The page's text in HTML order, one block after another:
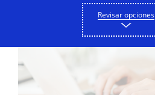
Revisar opciones